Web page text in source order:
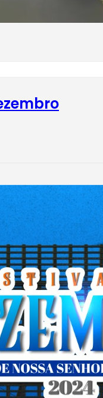
Pi, através da
e Turismo,
a participarem do
show
os Festejos de